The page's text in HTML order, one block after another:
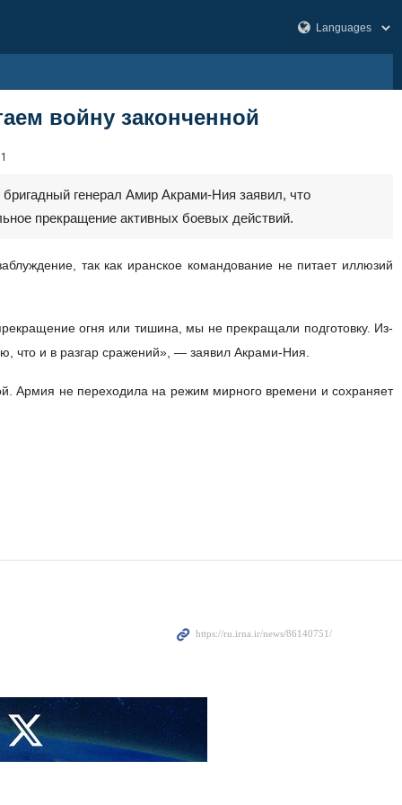
войну законченной
генерал Амир Акрами-Ния заявил, что
прекращение активных боевых действий.
так как иранское командование не питает иллюзий
огня или тишина, мы не прекращали подготовку. Из-
что и в разгар сражений», — заявил Акрами-Ния.
Армия не переходила на режим мирного времени и сохраняет